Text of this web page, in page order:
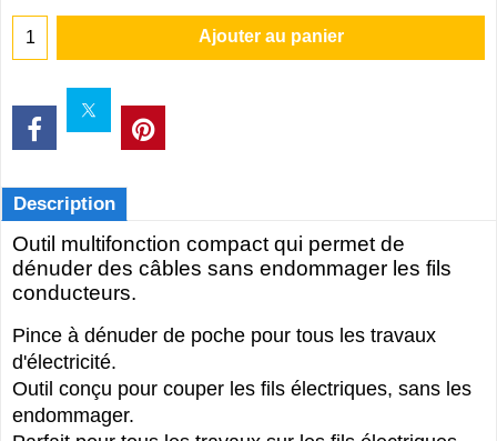
Ajouter au panier
Description
Outil multifonction compact qui permet de
dénuder des câbles sans endommager les fils
conducteurs.
Pince à dénuder de poche pour tous les travaux
d'électricité.
Outil conçu pour couper les fils électriques, sans les
endommager.